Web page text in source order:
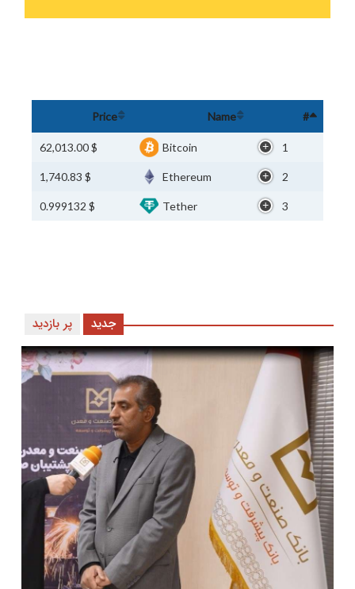
#
Name
Price
1
Bitcoin
$ 62,013.00
2
Ethereum
$ 1,740.83
3
Tether
$ 0.999132
پر بازدید جدید